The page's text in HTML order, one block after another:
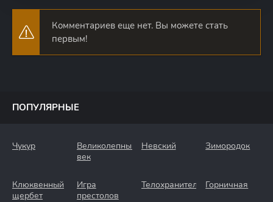
Комментариев еще нет. Вы можете стать
первым!
ПОПУЛЯРНЫЕ
Чукур
Великолепный
век
Невский Зимородок
Клюквенный
щербет
Игра
престолов
Телохранители Горничная